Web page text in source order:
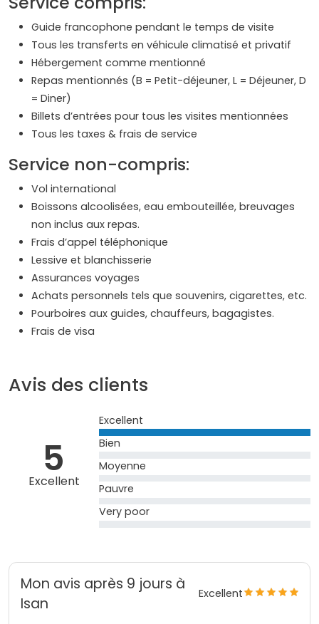
Guide francophone pendant le temps de visite
Tous les transferts en véhicule climatisé et privatif
Hébergement comme mentionné
Repas mentionnés (B = Petit-déjeuner, L = Déjeuner, D
= Diner)
Billets d’entrées pour tous les visites mentionnées
Tous les taxes & frais de service
Service non-compris:
Vol international
Boissons alcoolisées, eau embouteillée, breuvages
non inclus aux repas.
Frais d’appel téléphonique
Lessive et blanchisserie
Assurances voyages
Achats personnels tels que souvenirs, cigarettes, etc.
Pourboires aux guides, chauffeurs, bagagistes.
Frais de visa
Avis des clients
5
Excellent
Excellent
Bien
Moyenne
Pauvre
Very poor
Mon avis après 9 jours à
Isan
Excellent